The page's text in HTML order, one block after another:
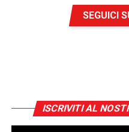
SEGUICI
ISCRIVITI AL